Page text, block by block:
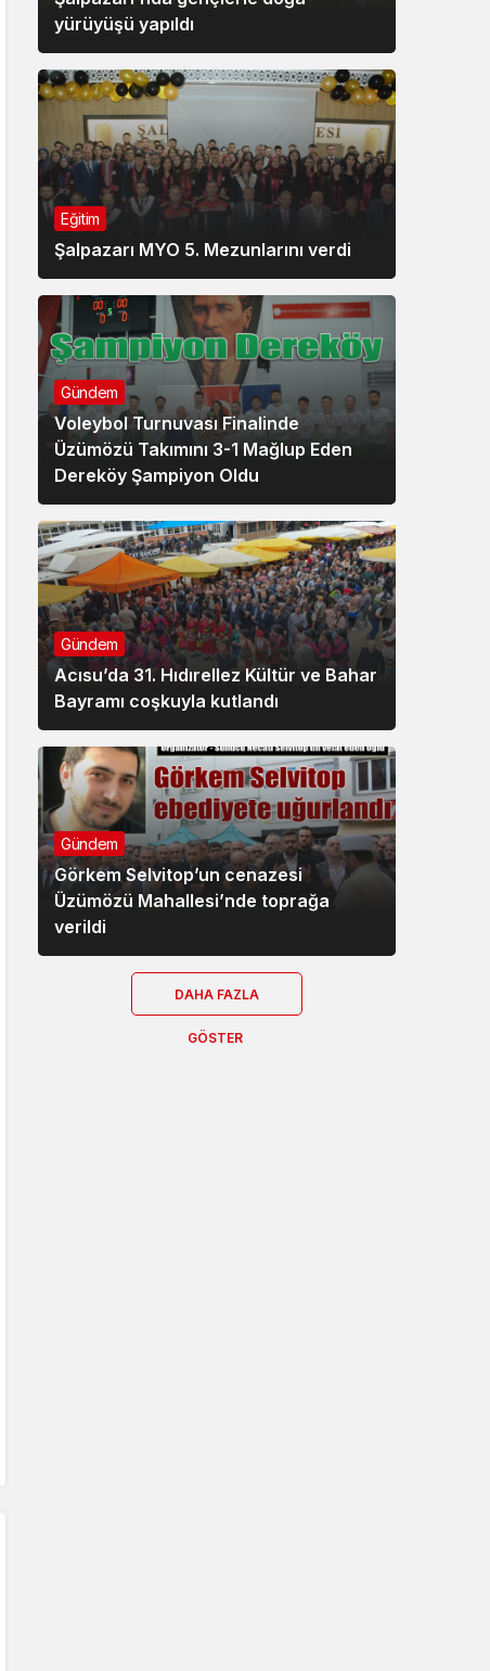
yürüyüşü yapıldı
Eğitim
Şalpazarı MYO 5. Mezunlarını verdi
Gündem
Voleybol Turnuvası Finalinde
Üzümözü Takımını 3-1 Mağlup Eden
Dereköy Şampiyon Oldu
Gündem
Acısu’da 31. Hıdırellez Kültür ve Bahar
Bayramı coşkuyla kutlandı
Gündem
Görkem Selvitop’un cenazesi
Üzümözü Mahallesi’nde toprağa
verildi
DAHA FAZLA
GÖSTER